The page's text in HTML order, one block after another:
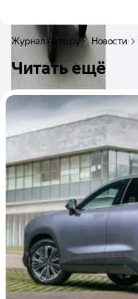
Журнал Авто.ру Новости
Читать ещё